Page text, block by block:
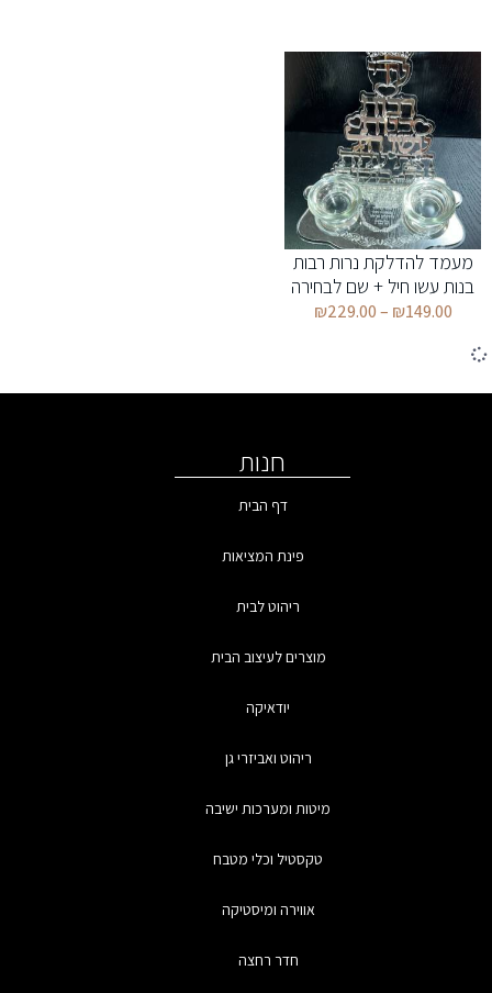
מעמד להדלקת נרות רבות
בנות עשו חיל + שם לבחירה
₪149.00
–
₪229.00
חנות
דף הבית
פינת המציאות
ריהוט לבית
מוצרים לעיצוב הבית
יודאיקה
ריהוט ואביזרי גן
מיטות ומערכות ישיבה
טקסטיל וכלי מטבח
אווירה ומיסטיקה
חדר רחצה